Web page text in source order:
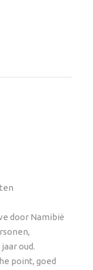
Travels)
door Namibië
oud.
point, goed